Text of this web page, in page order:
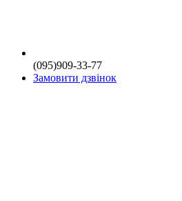
(095)909-33-77
Замовити дзвінок